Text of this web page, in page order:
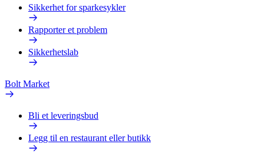
Sikkerhet for sparkesykler
Rapporter et problem
Sikkerhetslab
Bolt Market
Bli et leveringsbud
Legg til en restaurant eller butikk